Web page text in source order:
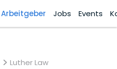
Arbeitgeber Jobs Events
Luther Law